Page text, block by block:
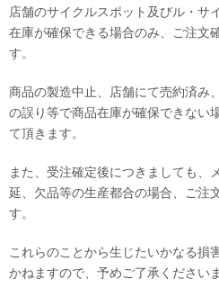
店舗のサイクルスポット及びル・サ
在庫が確保できる場合のみ、ご注文
す。
商品の製造中止、店舗にて売約済み
の誤り等で商品在庫が確保できない
て頂きます。
また、受注確定後につきましても、
延、欠品等の生産都合の場合、ご注
す。
これらのことから生じたいかなる損
かねますので、予めご了承くださいま